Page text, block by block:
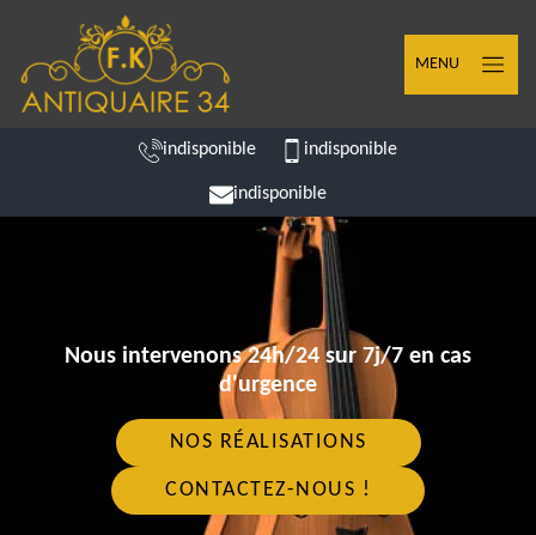
MENU
indisponible indisponible
indisponible
Nous intervenons 24h/24 sur 7j/7 en cas
d'urgence
NOS RÉALISATIONS
CONTACTEZ-NOUS !